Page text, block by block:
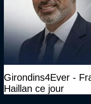
Girondins4Ever -
Haillan ce jour